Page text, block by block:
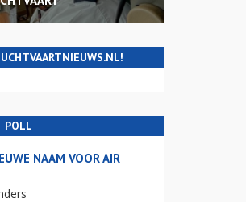
POLL
NAAM VOOR AIR